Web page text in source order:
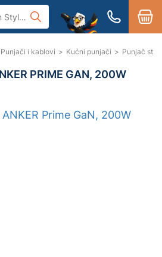
Punjači i kablovi > Kućni punjači > Punjač
PRIME GAN, 200W